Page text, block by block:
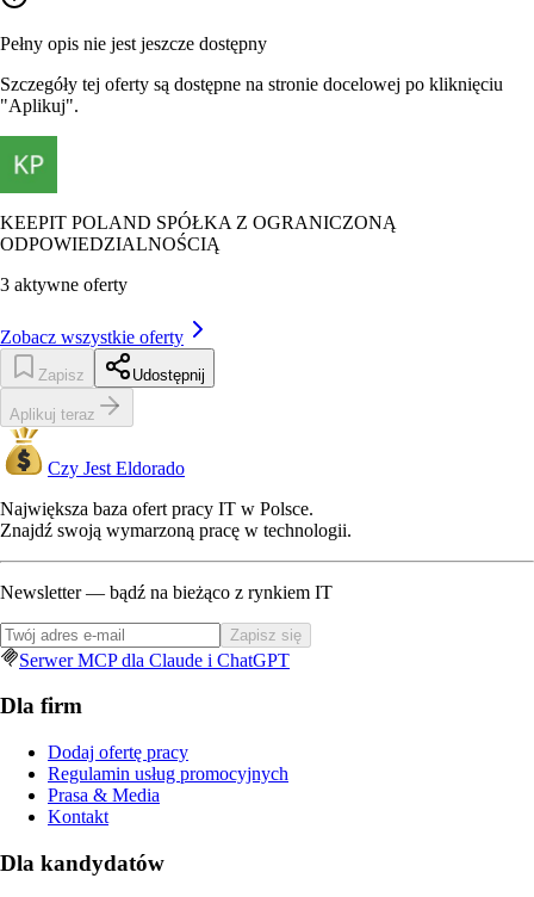
Pełny opis nie jest jeszcze dostępny
Szczegóły tej oferty są dostępne na stronie docelowej po kliknięciu
"Aplikuj".
KEEPIT POLAND SPÓŁKA Z OGRANICZONĄ
ODPOWIEDZIALNOŚCIĄ
3 aktywne oferty
Zobacz wszystkie oferty
Zapisz Udostępnij
Aplikuj teraz
Czy Jest Eldorado
Największa baza ofert pracy IT w Polsce.
Znajdź swoją wymarzoną pracę w technologii.
Newsletter — bądź na bieżąco z rynkiem IT
Zapisz się
Serwer MCP dla Claude i ChatGPT
Dla firm
Dodaj ofertę pracy
Regulamin usług promocyjnych
Prasa & Media
Kontakt
Dla kandydatów